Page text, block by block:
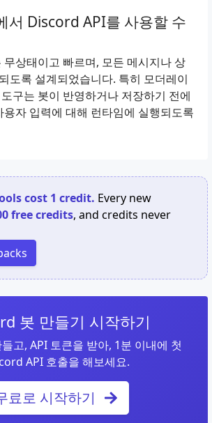
서 Discord API를 사용할 수
무상태이고 빠르며, 모든 메시지나 상
도록 설계되었습니다. 특히 모더레이
구는 봇이 반영하거나 저장하기 전에
용자 입력에 대해 런타임에 실행되도록
cost 1 credit. Every new
free credits, and credits never
봇 만들기 시작하기
고, API 토큰을 받아, 1분 이내에 첫
API 호출을 해보세요.
료로 시작하기